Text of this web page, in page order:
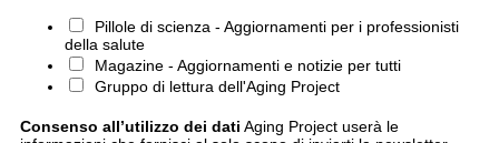
Pillole di scienza - Aggiornamenti per i professionisti
della salute
Magazine - Aggiornamenti e notizie per tutti
Gruppo di lettura dell'Aging Project
Consenso all’utilizzo dei dati Aging Project userà le